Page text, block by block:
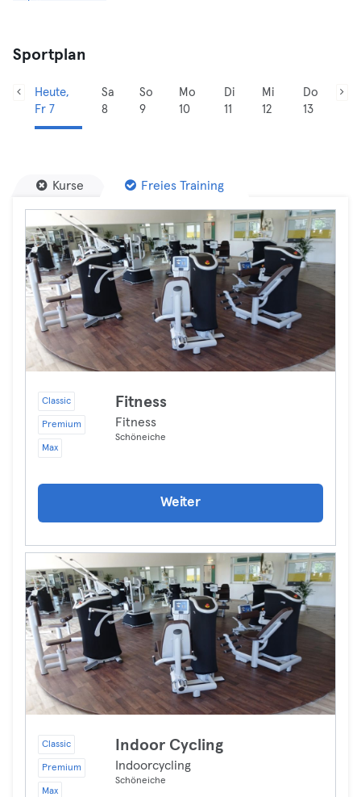
Sportplan
Heute,
Fr 7
Sa
8
So
9
Mo
10
Di
11
Mi
12
Do
13
Kurse Freies Training
Classic
Premium
Max
Fitness
Fitness
Schöneiche
Weiter
Classic
Premium
Max
Indoor Cycling
Indoorcycling
Schöneiche